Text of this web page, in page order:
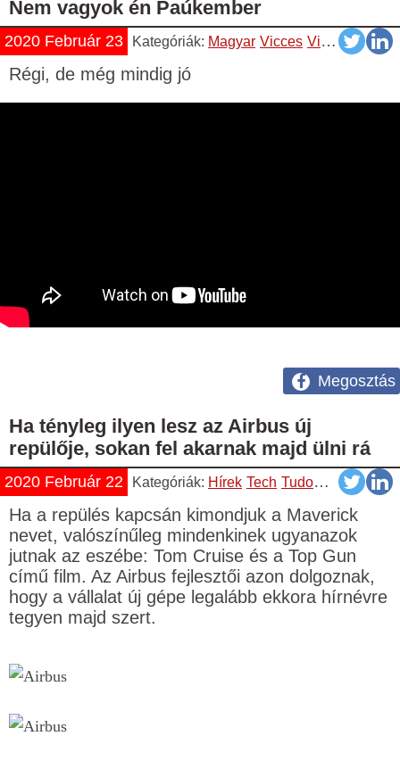
Nem vagyok én Paúkember
2020 Február 23 Kategóriák: Magyar Vicces Videók
Régi, de még mindig jó
Megosztás
Ha tényleg ilyen lesz az Airbus új
repülője, sokan fel akarnak majd ülni rá
2020 Február 22 Kategóriák: Hírek Tech Tudomány
Ha a repülés kapcsán kimondjuk a Maverick
nevet, valószínűleg mindenkinek ugyanazok
jutnak az eszébe: Tom Cruise és a Top Gun
című film. Az Airbus fejlesztői azon dolgoznak,
hogy a vállalat új gépe legalább ekkora hírnévre
tegyen majd szert.